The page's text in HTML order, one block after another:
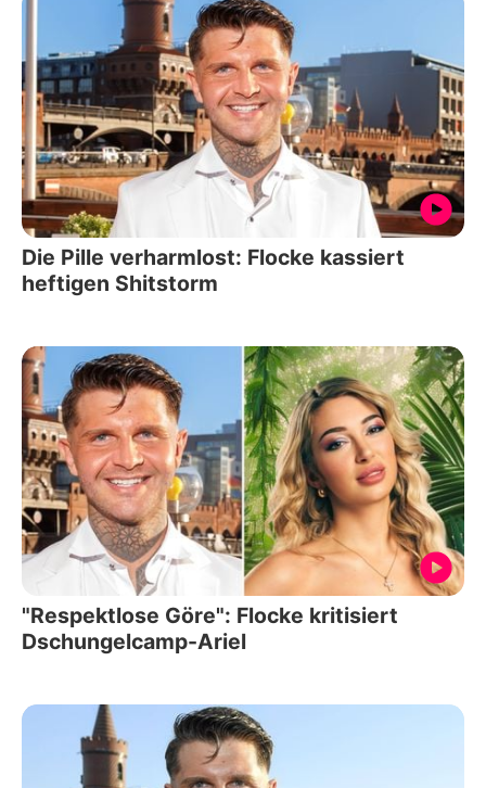
Die Pille verharmlost: Flocke kassiert
heftigen Shitstorm
"Respektlose Göre": Flocke kritisiert
Dschungelcamp-Ariel